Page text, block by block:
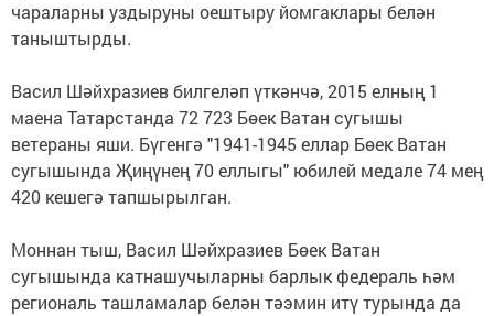
чараларны уздыруны оештыру йомгаклары белән
таныштырды.
Васил Шәйхразиев билгеләп үткәнчә, 2015 елның 1
маена Татарстанда 72 723 Бөек Ватан сугышы
ветераны яши. Бүгенгә "1941-1945 еллар Бөек Ватан
сугышында Җиңүнең 70 еллыгы" юбилей медале 74 мең
420 кешегә тапшырылган.
Моннан тыш, Васил Шәйхразиев Бөек Ватан
сугышында катнашучыларны барлык федераль һәм
региональ ташламалар белән тәэмин итү турында да